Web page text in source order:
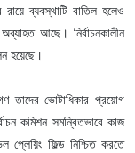
ব্যবস্থাটি বাতিল হলেও
আছে। নির্বাচনকালীন
হয়েছে।
তাদের ভোটাধিকার প্রয়োগ
কমিশন সমন্বিতভাবে কাজ
প্লেয়িং ফিল্ড নিশ্চিত করতে